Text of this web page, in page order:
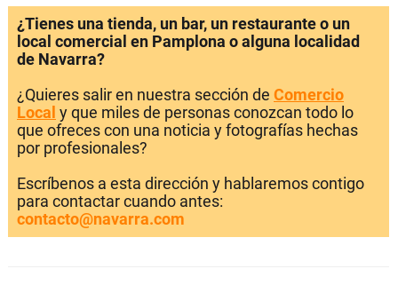
¿Tienes una tienda, un bar, un restaurante o un
local comercial en Pamplona o alguna localidad
de Navarra?
¿Quieres salir en nuestra sección de Comercio
Local y que miles de personas conozcan todo lo
que ofreces con una noticia y fotografías hechas
por profesionales?
Escríbenos a esta dirección y hablaremos contigo
para contactar cuando antes:
contacto@navarra.com